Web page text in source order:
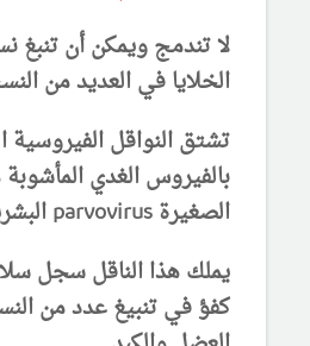
لا تندمج ويمكن أن تنبغ
الخلايا في العديد من
تشتق النواقل الفيروسية
بالفيروس الغدي
الصغيرة parvovirus البشرية غير الممرضة.
يملك هذا الناقل سجل
كفؤ في تنبيغ عدد من